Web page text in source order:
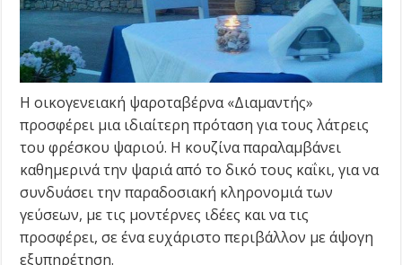
H οικογενειακή ψαροταβέρνα «Διαμαντής»
προσφέρει μια ιδιαίτερη πρόταση για τους λάτρεις
του φρέσκου ψαριού. Η κουζίνα παραλαμβάνει
καθημερινά την ψαριά από το δικό τους καΐκι, για να
συνδυάσει την παραδοσιακή κληρονομιά των
γεύσεων, με τις μοντέρνες ιδέες και να τις
προσφέρει, σε ένα ευχάριστο περιβάλλον με άψογη
εξυπηρέτηση.